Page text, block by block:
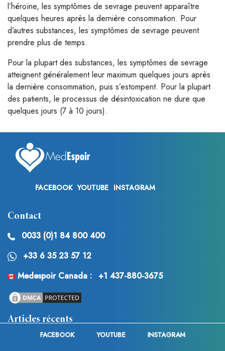
l’héroïne, les symptômes de sevrage peuvent apparaître
quelques heures après la dernière consommation. Pour
d’autres substances, les symptômes de sevrage peuvent
prendre plus de temps.
Pour la plupart des substances, les symptômes de sevrage
atteignent généralement leur maximum quelques jours après
la dernière consommation, puis s’estompent. Pour la plupart
des patients, le processus de désintoxication ne dure que
quelques jours (7 à 10 jours).
FACEBOOK YOUTUBE INSTAGRAM
Contact
0033 (0)1 84 800 400
+33 6 35 23 57 12
Medespoir Canada :
+1 437-880-3675
Articles récents
FACEBOOK YOUTUBE INSTAGRAM